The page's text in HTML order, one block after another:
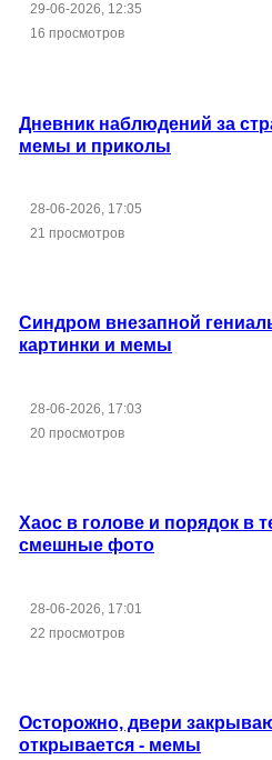
29-06-2026, 12:35
16 просмотров
Дневник наблюдений за
мемы и приколы
28-06-2026, 17:05
21 просмотров
Синдром внезапной
картинки и мемы
28-06-2026, 17:03
20 просмотров
Хаос в голове и порядок в
смешные фото
28-06-2026, 17:01
22 просмотров
Осторожно, двери
открывается - мемы